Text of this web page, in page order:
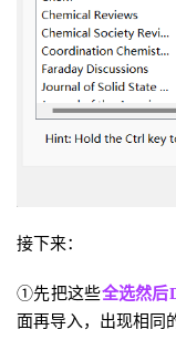
接下来：
①先把这些全选然后
面再导入，出现相同